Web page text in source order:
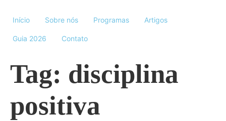
Início Sobre nós Programas Artigos
Guia 2026 Contato
Tag: disciplina
positiva